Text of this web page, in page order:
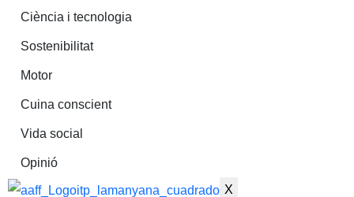
Ciència i tecnologia
Sostenibilitat
Motor
Cuina conscient
Vida social
Opinió
X